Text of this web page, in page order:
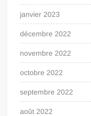
janvier 2023
décembre 2022
novembre 2022
octobre 2022
septembre 2022
août 2022